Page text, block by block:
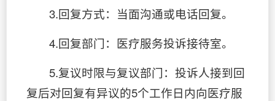
3.回复方式：当面沟通或电话回复。
4.回复部门：医疗服务投诉接待室。
5.复议时限与复议部门：投诉人接到回
复后对回复有异议的5个工作日内向医疗服